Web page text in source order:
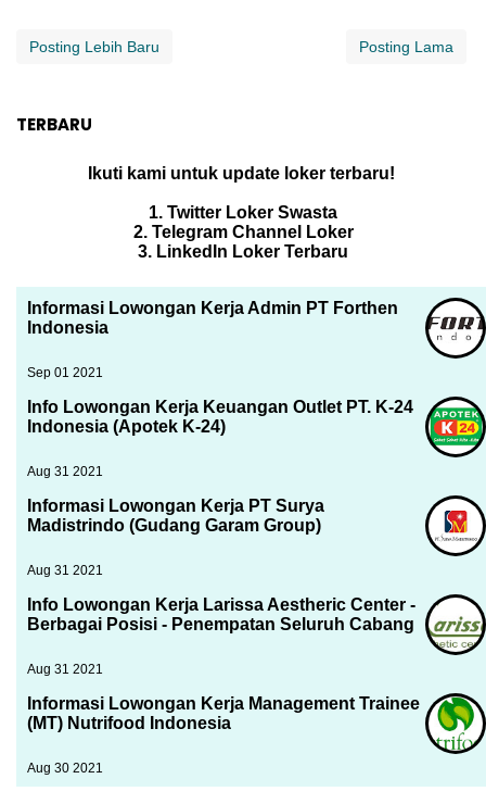
Posting Lebih Baru Posting Lama
TERBARU
Ikuti kami untuk update loker terbaru!
1. Twitter Loker Swasta
2. Telegram Channel Loker
3. LinkedIn Loker Terbaru
Informasi Lowongan Kerja Admin PT Forthen
Indonesia
Sep 01 2021
Info Lowongan Kerja Keuangan Outlet PT. K-24
Indonesia (Apotek K-24)
Aug 31 2021
Informasi Lowongan Kerja PT Surya
Madistrindo (Gudang Garam Group)
Aug 31 2021
Info Lowongan Kerja Larissa Aestheric Center -
Berbagai Posisi - Penempatan Seluruh Cabang
Aug 31 2021
Informasi Lowongan Kerja Management Trainee
(MT) Nutrifood Indonesia
Aug 30 2021